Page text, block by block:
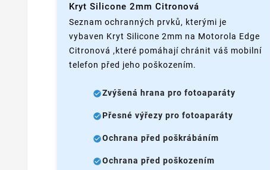
Kryt Silicone 2mm Citronová
Seznam ochranných prvků, kterými je
vybaven Kryt Silicone 2mm na Motorola Edge
Citronová ,které pomáhají chránit váš mobilní
telefon před jeho poškozením.
Zvýšená hrana pro fotoaparáty
Přesné výřezy pro fotoaparáty
Ochrana před poškrábáním
Ochrana před poškozením